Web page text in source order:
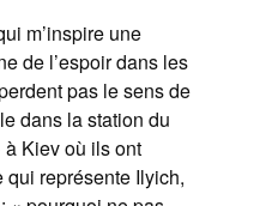
m’inspire une
de l’espoir dans les
pas le sens de
dans la station du
à Kiev où ils ont
représente Ilyich,